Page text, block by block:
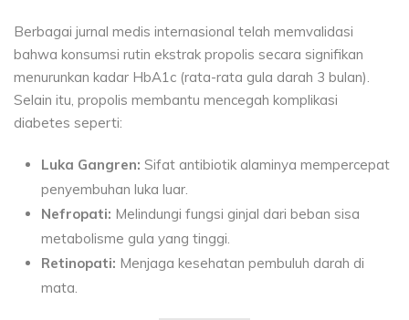
Berbagai jurnal medis internasional telah memvalidasi
bahwa konsumsi rutin ekstrak propolis secara signifikan
menurunkan kadar HbA1c (rata-rata gula darah 3 bulan).
Selain itu, propolis membantu mencegah komplikasi
diabetes seperti:
Luka Gangren: Sifat antibiotik alaminya mempercepat
penyembuhan luka luar.
Nefropati: Melindungi fungsi ginjal dari beban sisa
metabolisme gula yang tinggi.
Retinopati: Menjaga kesehatan pembuluh darah di
mata.